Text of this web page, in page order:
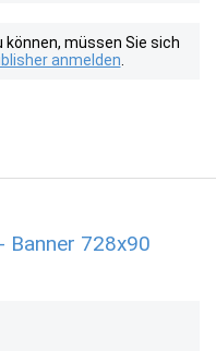
müssen Sie sich
anmelden
728x90